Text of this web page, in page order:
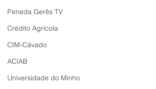
Peneda Gerês TV
Crédito Agrícola
CIM-Cávado
ACIAB
Universidade do Minho